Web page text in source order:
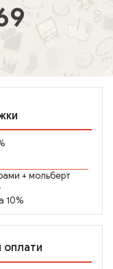
+мольберт
10%
оплати